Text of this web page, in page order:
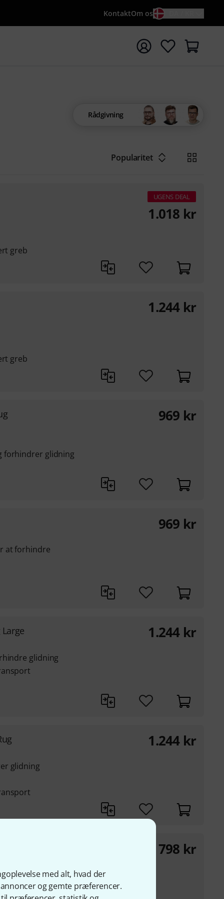
med alt, hvad der
og gemte præferencer.
KontaktOm os
med søgeord {searchTerm}
Rådgivning
Popularitet
greb
UGENS DEAL
1.018 kr
greb
1.244 kr
forhindrer glidning
969 kr
at forhindre
969 kr
glidning
1.244 kr
glidning
1.244 kr
eller
798 kr